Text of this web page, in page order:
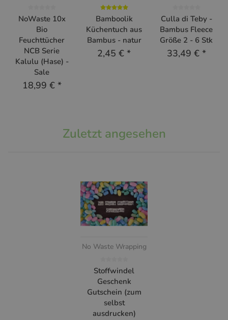
NoWaste 10x
Bio
Feuchttücher
NCB Serie
Kalulu (Hase) -
Sale
18,99 € *
Bamboolik
Küchentuch aus
Bambus - natur
2,45 € *
Culla di Teby -
Bambus Fleece
Größe 2 - 6 Stk
33,49 € *
Zuletzt angesehen
No Waste Wrapping
Stoffwindel
Geschenk
Gutschein (zum
selbst
ausdrucken)